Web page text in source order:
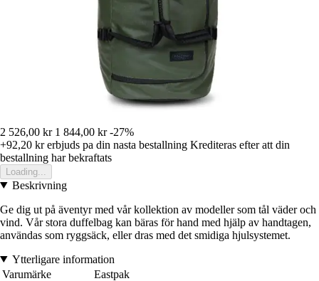
2 526,00 kr 1 844,00 kr -27%
+92,20 krerbjuds pa din nasta bestallning Krediteras efter att din
bestallning har bekraftats
Loading...
Beskrivning
Ge dig ut på äventyr med vår kollektion av modeller som tål väder och
vind. Vår stora duffelbag kan bäras för hand med hjälp av handtagen,
användas som ryggsäck, eller dras med det smidiga hjulsystemet.
Ytterligare information
Varumärke
Eastpak